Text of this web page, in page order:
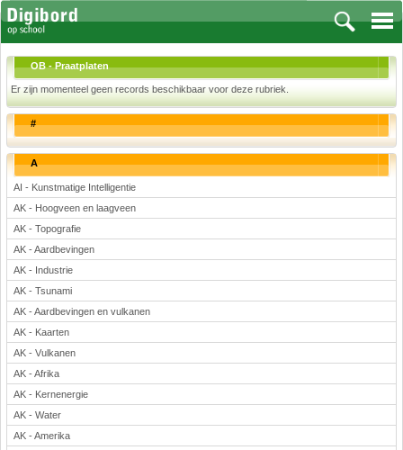
Vakken
Aardrijkskunde
Biologie
Engels
Frans, Duits, Chinees, Spaans
Geschiedenis
Handvaardigheid en Tekenen
Kunst en Cultuur
Levensbeschouwing
Lichamelijke opvoeding
Muziek
Natuurkunde
Nederlands
Rekenen
Scheikunde
OB - Praatplaten
Er zijn momenteel geen records beschikbaar voor deze rubriek.
#
A
AI - Kunstmatige Intelligentie
AK - Hoogveen en laagveen
AK - Topografie
AK - Aardbevingen
AK - Industrie
AK - Tsunami
AK - Aardbevingen en vulkanen
AK - Kaarten
AK - Vulkanen
AK - Afrika
AK - Kernenergie
AK - Water
AK - Amerika